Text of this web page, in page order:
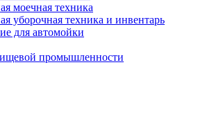
моечная техника
уборочная техника и инвентарь
для автомойки
промышленности